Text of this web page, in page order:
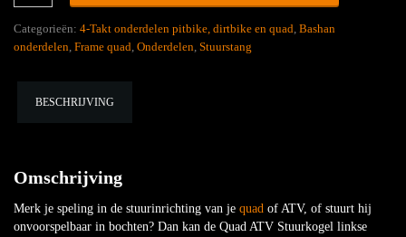
Stuurkogel
linkse
draad
Categorieën: 4-Takt onderdelen pitbike, dirtbike en quad, Bashan
onderdelen, Frame quad, Onderdelen, Stuurstang
BESCHRIJVING
Omschrijving
Merk je speling in de stuurinrichting van je quad of ATV, of stuurt hij
onvoorspelbaar in bochten? Dan kan de Quad ATV Stuurkogel linkse